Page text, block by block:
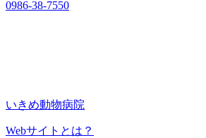
0986-38-7550
いきめ動物病院
Webサイトとは？